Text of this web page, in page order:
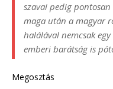
szavai pedig
maga után a magyar
halálával nemcsak
emberi barátság is
Megosztás